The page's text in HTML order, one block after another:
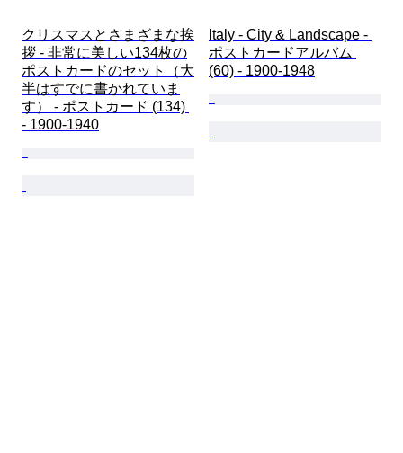
クリスマスとさまざまな挨
拶 - 非常に美しい134枚の
ポストカードのセット（大
半はすでに書かれていま
す） - ポストカード (134)
- 1900-1940
Italy - City & Landscape -
ポストカードアルバム
(60) - 1900-1948